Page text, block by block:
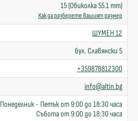
15 (Обиколка 55.1 mm)
Как да разберете вашият размер
ШУМЕН 12
бул. Славянски 5
+359878812300
info@altin.bg
Понеделник - Петък от 9:00 до 18:30 часа
Събота от 9:00 до 18:30 часа